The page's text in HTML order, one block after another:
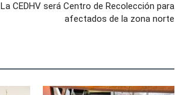
La CEDHV será Centro de Recolección para
afectados de la zona norte